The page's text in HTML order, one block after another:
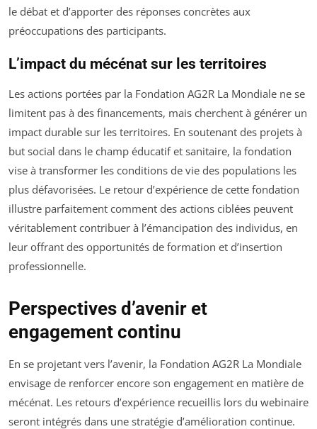
le débat et d’apporter des réponses concrètes aux
préoccupations des participants.
L’impact du mécénat sur les territoires
Les actions portées par la Fondation AG2R La Mondiale ne se
limitent pas à des financements, mais cherchent à générer un
impact durable sur les territoires. En soutenant des projets à
but social dans le champ éducatif et sanitaire, la fondation
vise à transformer les conditions de vie des populations les
plus défavorisées. Le retour d’expérience de cette fondation
illustre parfaitement comment des actions ciblées peuvent
véritablement contribuer à l’émancipation des individus, en
leur offrant des opportunités de formation et d’insertion
professionnelle.
Perspectives d’avenir et
engagement continu
En se projetant vers l’avenir, la Fondation AG2R La Mondiale
envisage de renforcer encore son engagement en matière de
mécénat. Les retours d’expérience recueillis lors du webinaire
seront intégrés dans une stratégie d’amélioration continue.